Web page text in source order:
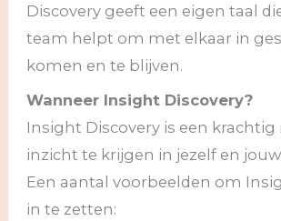
Discovery geeft een eigen taal
team helpt om met elkaar in
komen en te blijven.
Wanneer Insight Discovery?
Insight Discovery is een
inzicht te krijgen in jezelf en jouw
Een aantal voorbeelden om
in te zetten: